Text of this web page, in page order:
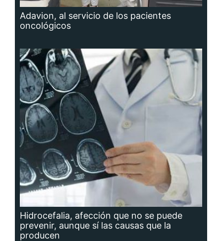
Adavion, al servicio de los pacientes
oncológicos
Hidrocefalia, afección que no se puede
prevenir, aunque sí las causas que la
producen